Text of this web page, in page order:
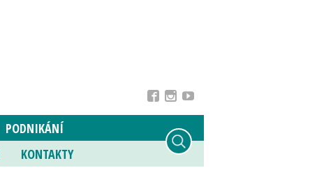
PODNIKÁNÍ
KONTAKTY